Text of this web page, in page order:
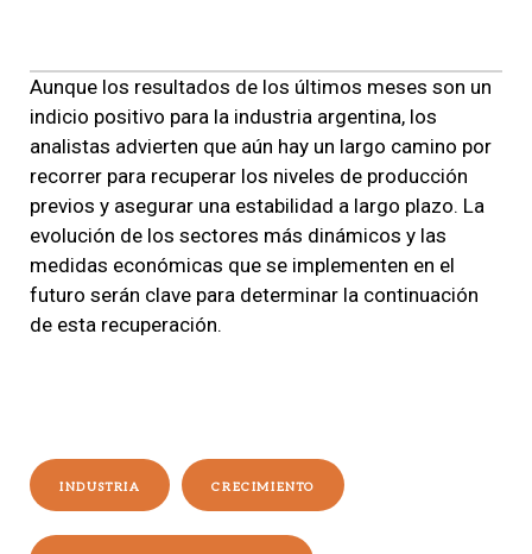
Aunque los resultados de los últimos meses son un
indicio positivo para la industria argentina, los
analistas advierten que aún hay un largo camino por
recorrer para recuperar los niveles de producción
previos y asegurar una estabilidad a largo plazo. La
evolución de los sectores más dinámicos y las
medidas económicas que se implementen en el
futuro serán clave para determinar la continuación
de esta recuperación.
INDUSTRIA CRECIMIENTO